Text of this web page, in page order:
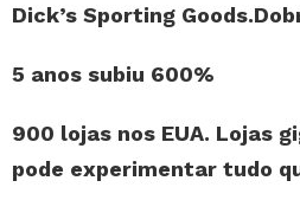
Dick’s Sporting
5 anos subiu 600%
900 lojas nos EUA. Lojas
pode experimentar tudo